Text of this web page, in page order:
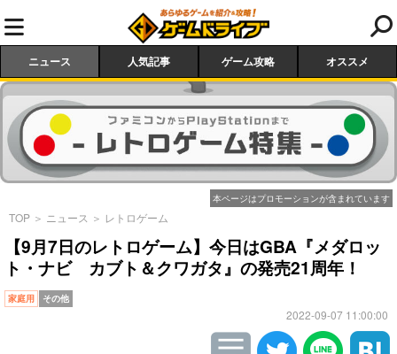
ニュース 人気記事 ゲーム攻略 オススメ
本ページはプロモーションが含まれています
TOP ＞ ニュース ＞ レトロゲーム
【9月7日のレトロゲーム】今日はGBA『メダロッ
ト・ナビ カブト＆クワガタ』の発売21周年！
家庭用 その他
2022-09-07 11:00:00